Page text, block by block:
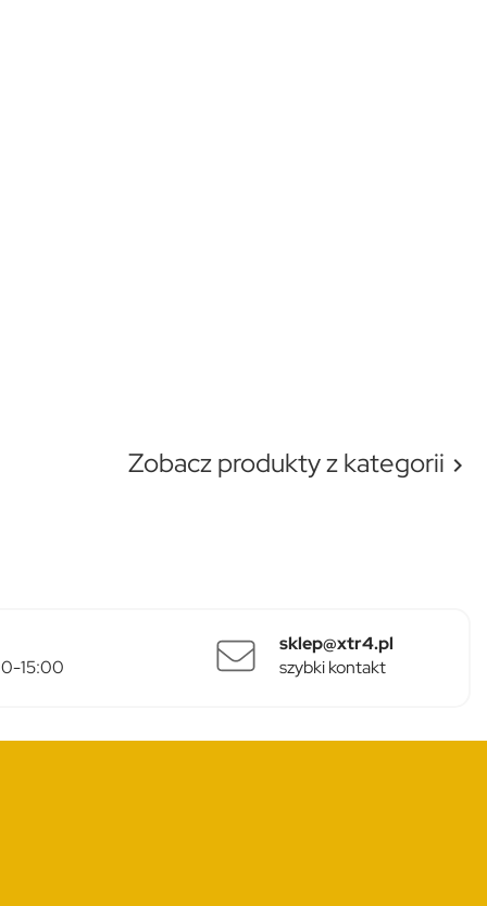
Zobacz produkty z kategorii 
15:00
sklep@xtr4.pl
szybki kontakt